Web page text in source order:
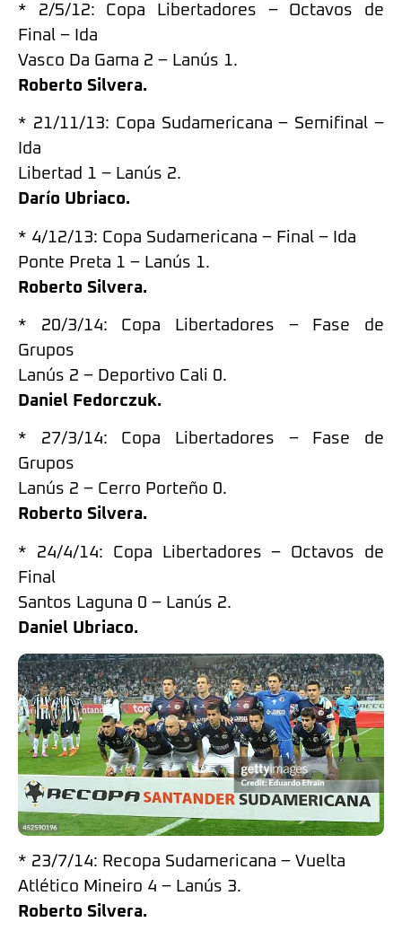
* 2/5/12: Copa Libertadores – Octavos de
Final – Ida
Vasco Da Gama 2 – Lanús 1.
Roberto Silvera.
* 21/11/13: Copa Sudamericana – Semifinal –
Ida
Libertad 1 – Lanús 2.
Darío Ubriaco.
* 4/12/13: Copa Sudamericana – Final – Ida
Ponte Preta 1 – Lanús 1.
Roberto Silvera.
* 20/3/14: Copa Libertadores – Fase de
Grupos
Lanús 2 – Deportivo Cali 0.
Daniel Fedorczuk.
* 27/3/14: Copa Libertadores – Fase de
Grupos
Lanús 2 – Cerro Porteño 0.
Roberto Silvera.
* 24/4/14: Copa Libertadores – Octavos de
Final
Santos Laguna 0 – Lanús 2.
Daniel Ubriaco.
* 23/7/14: Recopa Sudamericana – Vuelta
Atlético Mineiro 4 – Lanús 3.
Roberto Silvera.